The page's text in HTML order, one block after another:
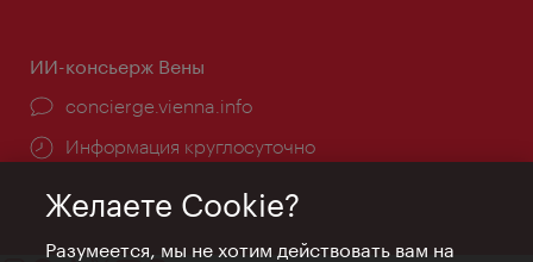
ИИ-консьерж Вены
concierge.vienna.info
Информация круглосуточно
Желаете Cookie?
Разумеется, мы не хотим действовать вам на